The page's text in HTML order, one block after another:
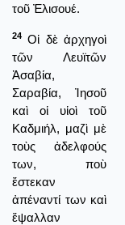
τοῦ Ἐλισουέ.
24 Οἱ δὲ ἀρχηγοὶ
τῶν Λευϊτῶν
Ἀσαβία,
Σαραβία, Ἰησοῦ
καὶ οἱ υἱοὶ τοῦ
Καδμιήλ, μαζὶ μὲ
τοὺς ἀδελφούς
των, ποὺ
ἔστεκαν
ἀπέναντί των καὶ
ἔψαλλαν